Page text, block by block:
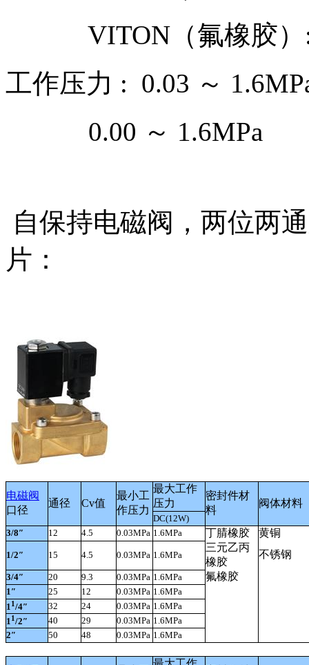
VITON（氟橡胶）:
工作压力 : 0.03 ～
0.00 ～ 1.6MPa
自保持电磁阀，两位两
片：
电磁阀
口径
通径 Cv值
最小工
作压力
最大工作
压力
密封件材
料
阀体材料
DC(12W)
3/8″
12 4.5 0.03MPa 1.6MPa 丁腈橡胶 黄铜
1/2″ 15 4.5 0.03MPa 1.6MPa
三元乙丙
橡胶
不锈钢
3/4″ 20 9.3 0.03MPa 1.6MPa 氟橡胶
1″ 25 12 0.03MPa 1.6MPa
11/4″ 32 24 0.03MPa 1.6MPa
11/2″ 40 29 0.03MPa 1.6MPa
2″
50 48 0.03MPa 1.6MPa